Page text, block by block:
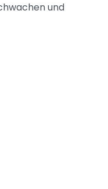
und